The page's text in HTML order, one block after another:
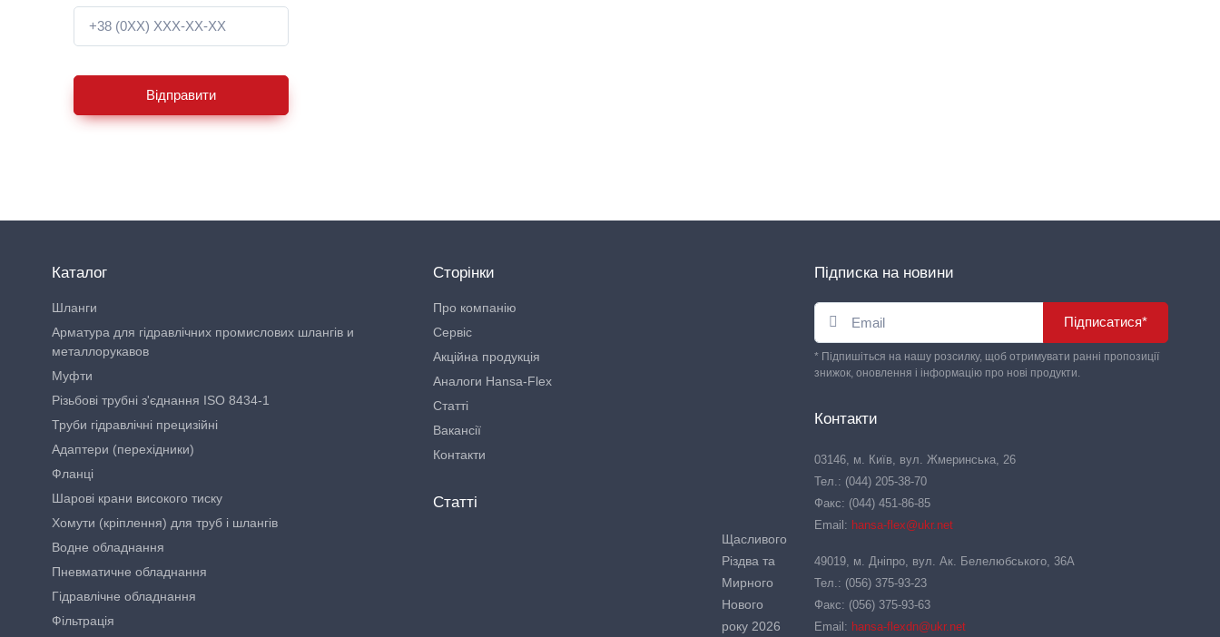
Відправити
Каталог
Шланги
Арматура для гідравлічних промислових шлангів и
металлорукавов
Муфти
Різьбові трубні з'єднання ISO 8434-1
Труби гідравлічні прецизійні
Адаптери (перехідники)
Фланці
Шарові крани високого тиску
Хомути (кріплення) для труб і шлангів
Водне обладнання
Пневматичне обладнання
Гідравлічне обладнання
Фільтрація
Сторінки
Про компанію
Сервіс
Акційна продукція
Аналоги Hansa-Flex
Статті
Вакансії
Контакти
Статті
Щасливого
Різдва та
Мирного
Нового
року 2026
Підписка на новини
Підписатися*
* Підпишіться на нашу розсилку, щоб отримувати ранні пропозиції
знижок, оновлення і інформацію про нові продукти.
Контакти
03146, м. Київ, вул. Жмеринська, 26
Тел.: (044) 205-38-70
Факс: (044) 451-86-85
Email: hansa-flex@ukr.net
49019, м. Дніпро, вул. Ак. Белелюбського, 36А
Тел.: (056) 375-93-23
Факс: (056) 375-93-63
Email: hansa-flexdn@ukr.net